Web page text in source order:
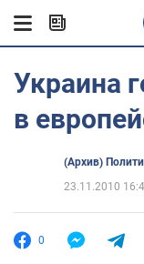
Украина
в
(Архив)
23.11.2010
0